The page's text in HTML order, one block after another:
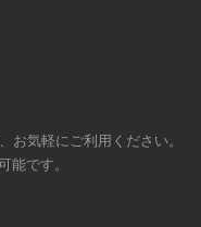
お気軽にご利用ください。
能です。